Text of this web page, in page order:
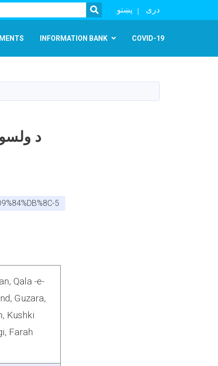
SEARCH
پښتو دری
INFORMATION BANK COVID-19
د
5
Qala -e-
Guzara,
Kushki
Farah